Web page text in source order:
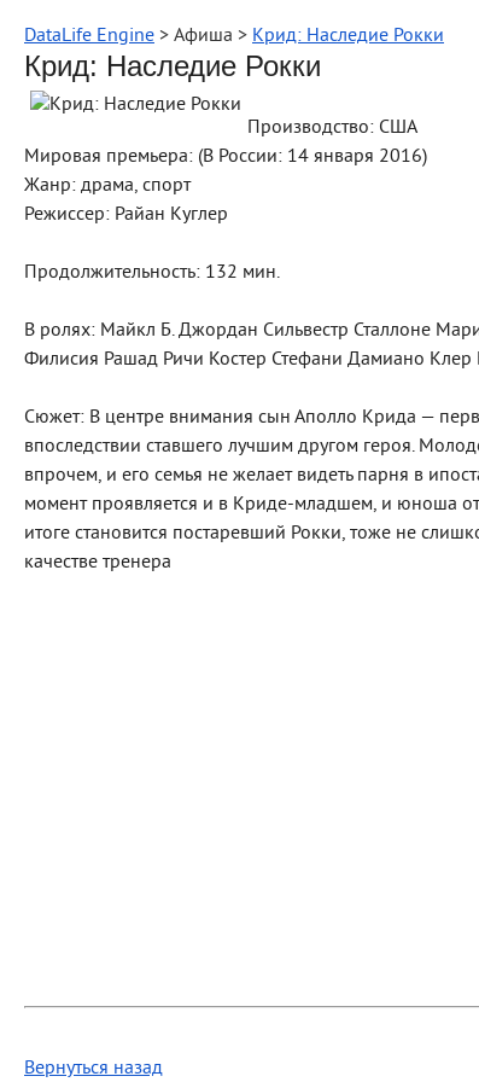
DataLife Engine > Афиша > Крид: Наследие Рокки
Крид: Наследие Рокки
Производство: США
Мировая премьера: (В России: 14 января 2016)
Жанр: драма, спорт
Режиссер: Райан Куглер
Продолжительность: 132 мин.
В ролях: Майкл Б. Джордан Сильвестр Сталлоне
Филисия Рашад Ричи Костер Стефани Дамиано Клер
Сюжет: В центре внимания сын Аполло Крида —
впоследствии ставшего лучшим другом героя.
впрочем, и его семья не желает видеть парня в
момент проявляется и в Криде-младшем, и юноша
итоге становится постаревший Рокки, тоже не
качестве тренера
Вернуться назад